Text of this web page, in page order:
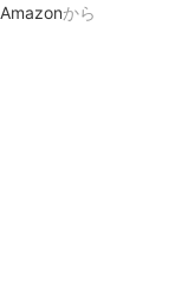
Amazonから